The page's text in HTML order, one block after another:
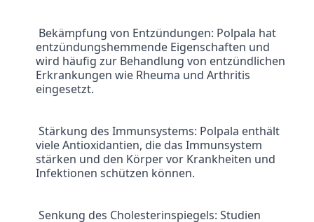
entzündungshemmende Eigenschaften und
wird häufig zur Behandlung von entzündlichen
Erkrankungen wie Rheuma und Arthritis
eingesetzt.
Stärkung des Immunsystems: Polpala enthält
viele Antioxidantien, die das Immunsystem
stärken und den Körper vor Krankheiten und
Infektionen schützen können.
Senkung des Cholesterinspiegels: Studien